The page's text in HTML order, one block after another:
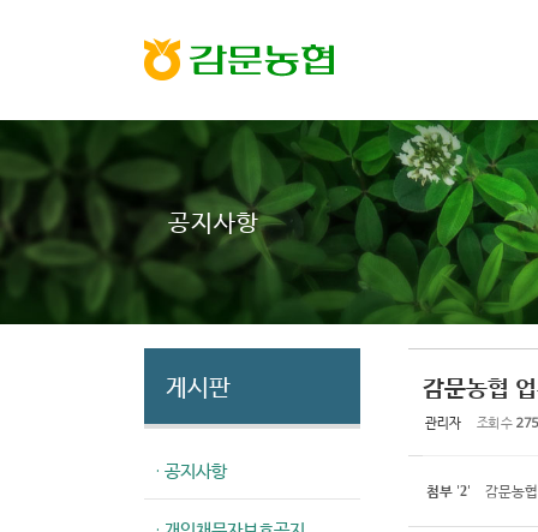
공지사항
게시판
· 공지사항
감문농협
관리자 조회 수 275
첨부 '2' 감문농